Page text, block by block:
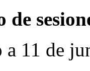
de
a 11 de